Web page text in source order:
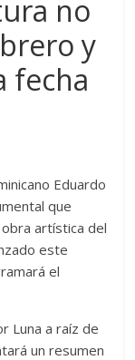
no
y
fecha
Eduardo
que
artística del
este
el
Luna a raíz de
un resumen